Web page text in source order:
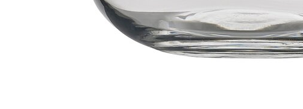
Bryne/
Jupiterveien 2,
Åpent i dag